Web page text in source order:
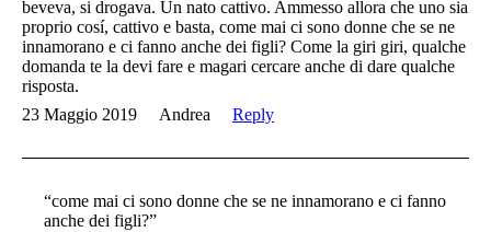
beveva, si drogava. Un nato cattivo. Ammesso allora che uno sia
proprio cosí, cattivo e basta, come mai ci sono donne che se ne
innamorano e ci fanno anche dei figli? Come la giri giri, qualche
domanda te la devi fare e magari cercare anche di dare qualche
risposta.
23 Maggio 2019
Andrea Reply
“come mai ci sono donne che se ne innamorano e ci fanno
anche dei figli?”